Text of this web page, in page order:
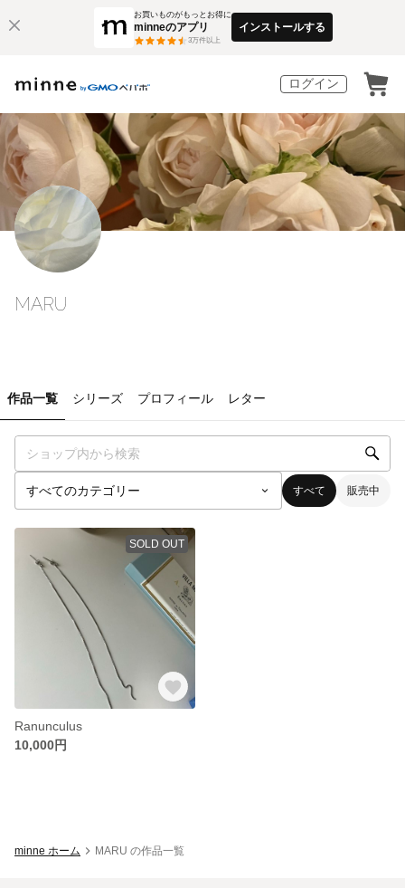
お買いものがもっとお得に
minneのアプリ
3万件以上
インストールする
ログイン
MARU
作品一覧 シリーズ プロフィール レター
すべて 販売中
SOLD OUT
Ranunculus
10,000円
minne ホーム MARU の作品一覧